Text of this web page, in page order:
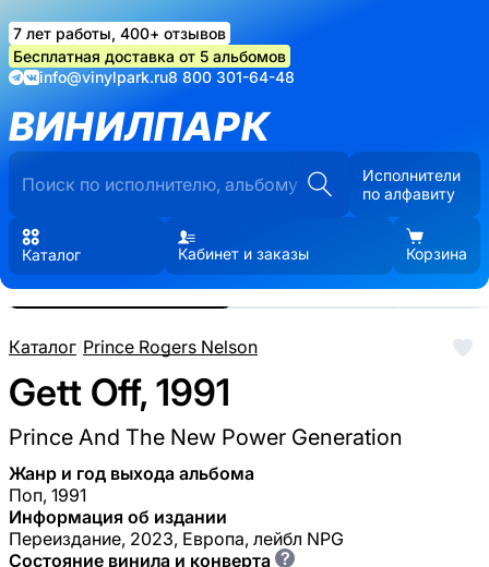
7 лет работы, 400+ отзывов
Бесплатная доставка от 5 альбомов
info@vinylpark.ru8 800 301-64-48
ВИНИЛПАРК
Исполнители
по алфавиту
Каталог Кабинет и заказы Корзина
Каталог/Prince Rogers Nelson
Gett Off, 1991
Prince And The New Power Generation
Жанр и год выхода альбома
Поп, 1991
Информация об издании
Переиздание, 2023, Европа, лейбл NPG
Состояние винила и конверта ?
Реальные фото пластинки.
Нажмите, чтобы увеличить